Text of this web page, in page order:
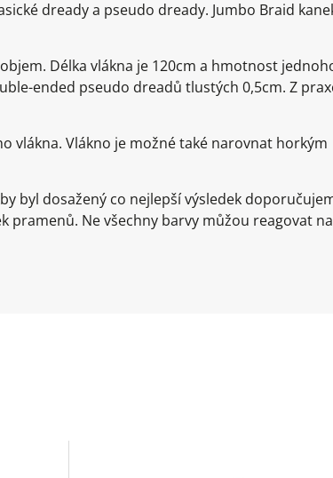
dready a pseudo dready. Jumbo Braid
Délka vlákna je 120cm a hmotnost
ended pseudo dreadů tlustých 0,5cm. Z
vlákna. Vlákno je možné také narovnat horkým
byl dosažený co nejlepší výsledek
pramenů. Ne všechny barvy můžou reagovat